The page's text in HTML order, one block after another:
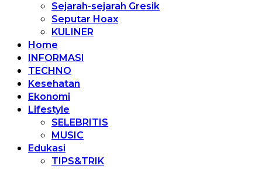
Sejarah-sejarah Gresik
Seputar Hoax
KULINER
Home
INFORMASI
TECHNO
Kesehatan
Ekonomi
Lifestyle
SELEBRITIS
MUSIC
Edukasi
TIPS&TRIK